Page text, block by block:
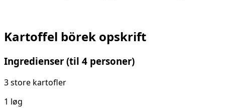
Kartoffel börek opskrift
Ingredienser (til 4 personer)
3 store kartofler
1 løg